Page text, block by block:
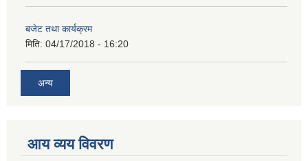
बजेट तथा कार्यक्रम
मिति: 04/17/2018 - 16:20
अन्य
आय व्यय विवरण